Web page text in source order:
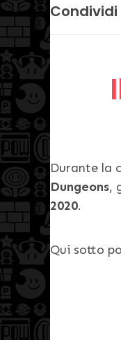
Durante la
Dungeons,
2020.
Qui sotto